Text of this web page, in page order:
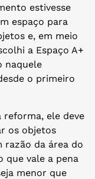
estivesse
espaço para
e, em meio
a Espaço A+
naquele
o primeiro
reforma, ele deve
os objetos
razão da área do
que vale a pena
menor que